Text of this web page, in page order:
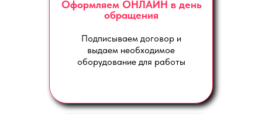
Подписываем договор и
выдаем необходимое
оборудование для работы
Оформляем ОНЛАЙН в день
обращения